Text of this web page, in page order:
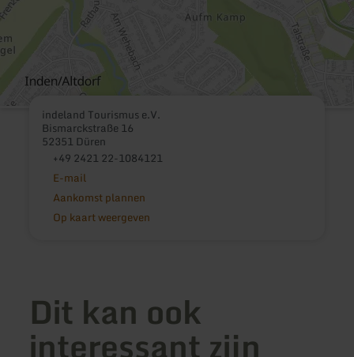
indeland Tourismus e.V.
Bismarckstraße 16
52351 Düren
+49 2421 22-1084121
E-mail
Aankomst plannen
Op kaart weergeven
Dit kan ook
interessant zijn